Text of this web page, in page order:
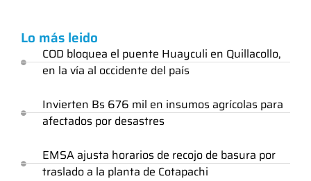
Lo más leido
COD bloquea el puente Huayculi en Quillacollo,
en la vía al occidente del país
Invierten Bs 676 mil en insumos agrícolas para
afectados por desastres
EMSA ajusta horarios de recojo de basura por
traslado a la planta de Cotapachi